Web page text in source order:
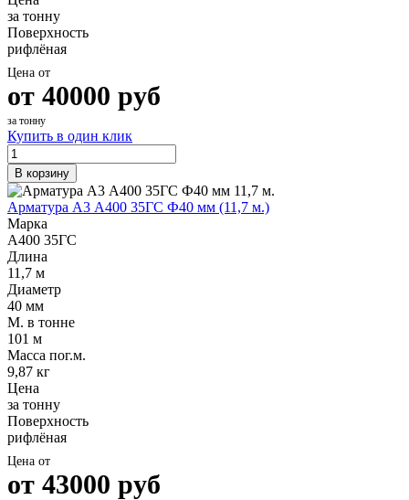
за тонну
Поверхность
рифлёная
Цена от
от 40000 руб
за тонну
Купить в один клик
В корзину
Арматура А3 А400 35ГС Ф40 мм (11,7 м.)
Марка
А400 35ГС
Длина
11,7 м
Диаметр
40 мм
М. в тонне
101 м
Масса пог.м.
9,87 кг
Цена
за тонну
Поверхность
рифлёная
Цена от
от 43000 руб